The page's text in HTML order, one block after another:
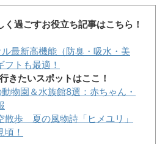
過ごすお役立ち記事はこちら！
最新高機能（防臭・吸水・美
トも最適！
たいスポットはここ！
物園＆水族館8選：赤ちゃん・
散歩 夏の風物詩「ヒメユリ」
頃！